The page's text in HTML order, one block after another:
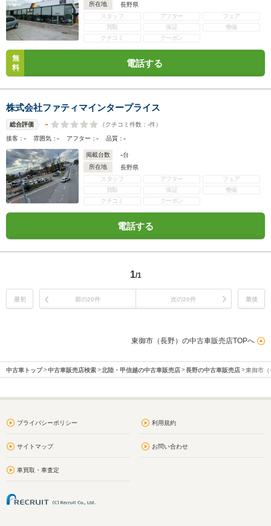
所在地
長野県
スタッフ
アフター
フェア
買取
保証
整備
クチコミ
クーポン
無
料
電話する
株式会社ファティマインタープライス
総合評価 - （クチコミ件数： -件）
接客：- 雰囲気：- アフター：- 品質：-
掲載台数 -台
所在地
長野県
スタッフ
アフター
フェア
買取
保証
整備
クチコミ
クーポン
電話する
1/1
最初 前の20件 次の20件 最後
東御市（長野）の中古車販売店TOPへ
中古車トップ 中古車販売店検索 北陸・甲信越の中古車販売店 長野の中古車販売店 東御市
プライバシーポリシー 利用規約
サイトマップ お問い合わせ
車買取・車査定